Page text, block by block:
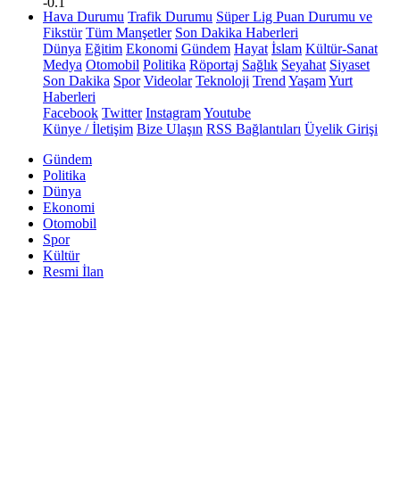
Hava Durumu Trafik Durumu Süper Lig Puan Durumu ve
Fikstür Tüm Manşetler Son Dakika Haberleri
Dünya Eğitim Ekonomi Gündem Hayat İslam Kültür-Sanat
Medya Otomobil Politika Röportaj Sağlık Seyahat Siyaset
Son Dakika Spor Videolar Teknoloji Trend YaşamYurt
Haberleri
Facebook Twitter InstagramYoutube
Künye / İletişim Bize Ulaşın RSS Bağlantıları Üyelik Girişi
Gündem
Politika
Dünya
Ekonomi
Otomobil
Spor
Kültür
Resmi İlan